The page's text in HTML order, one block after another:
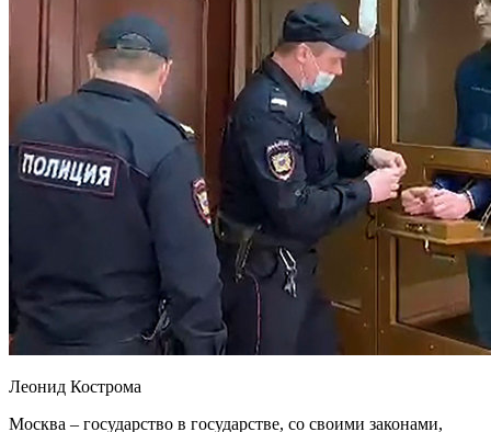
Леонид Кострома
Москва – государство в государстве, со своими законами,